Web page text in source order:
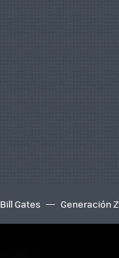
Bill Gates Generación Z